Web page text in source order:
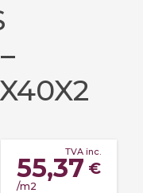
55,37 €
TVA inc.
/m2